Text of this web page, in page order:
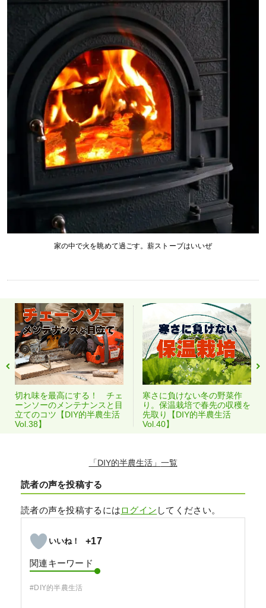
家の中で火を眺めて過ごす。薪ストーブはいいぜ
切れ味を最高にする！ チェ
ーンソーのメンテナンスと目
立てのコツ【DIY的半農生活
Vol.38】
寒さに負けない冬の野菜作
り。保温栽培で春先の収穫を
先取り【DIY的半農生活
Vol.40】
「DIY的半農生活」
読者の声を投稿する
読者の声を投稿するにはログイン してください。
+17
関連キーワード
#DIY的半農生活